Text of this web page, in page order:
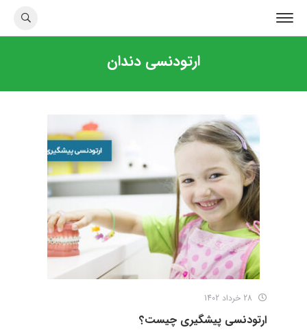
ارتودنسی دندان
ارتودنسی پیشگیری چیست؟